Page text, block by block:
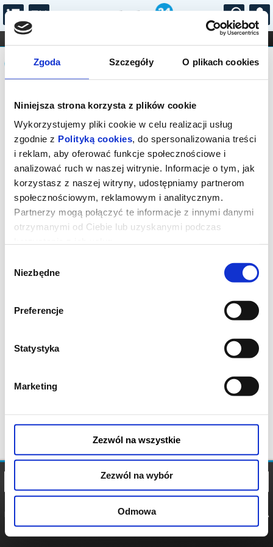
Zgoda Szczegóły O plikach cookies
Niniejsza strona korzysta z plików cookie
Wykorzystujemy pliki cookie w celu realizacji usług
zgodnie z Polityką cookies, do spersonalizowania treści
i reklam, aby oferować funkcje społecznościowe i
analizować ruch w naszej witrynie. Informacje o tym, jak
korzystasz z naszej witryny, udostępniamy partnerom
społecznościowym, reklamowym i analitycznym.
Partnerzy mogą połączyć te informacje z innymi danymi
otrzymanymi od Ciebie lub uzyskanymi podczas
zgody
Niezbędne
Preferencje
Statystyka
Marketing
Zezwól na wszystkie
Zezwól na wybór
Odmowa
...
FILHARMONIA OPERA I BALET
STAND-UP
DLA DZIECI
Komunikat
Sprzedaż biletów on-line na wydarzenie
została zakończona.
POLITYKA
POLITYKA